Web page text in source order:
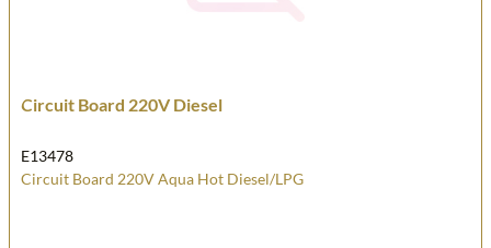
Circuit Board 220V Diesel
E13478
Circuit Board 220V Aqua Hot Diesel/LPG